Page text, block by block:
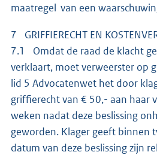
maatregel van een
7 GRIFFIERECHT EN
7.1 Omdat de raad de klacht
verklaart, moet verweerster op
lid 5 Advocatenwet het door
griffierecht van € 50,- aan haar
weken nadat deze beslissing
geworden. Klager geeft binnen
datum van deze beslissing zijn